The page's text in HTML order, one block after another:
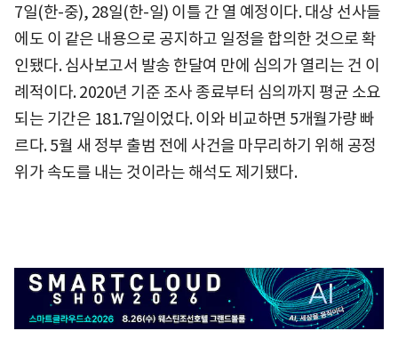
7일(한-중), 28일(한-일) 이틀 간 열 예정이다. 대상 선사들
에도 이 같은 내용으로 공지하고 일정을 합의한 것으로 확
인됐다. 심사보고서 발송 한달여 만에 심의가 열리는 건 이
례적이다. 2020년 기준 조사 종료부터 심의까지 평균 소요
되는 기간은 181.7일이었다. 이와 비교하면 5개월가량 빠
르다. 5월 새 정부 출범 전에 사건을 마무리하기 위해 공정
위가 속도를 내는 것이라는 해석도 제기됐다.